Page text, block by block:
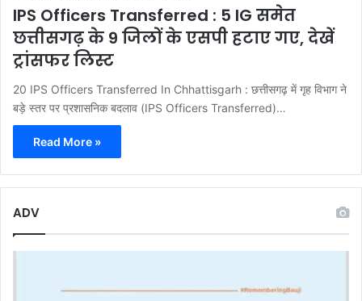
IPS Officers Transferred : 5 IG समेत
छत्तीसगढ़ के 9 जिलों के एसपी हटाए गए, देखें
ट्रांसफर लिस्ट
20 IPS Officers Transferred In Chhattisgarh : छत्तीसगढ़ में गृह विभाग ने
बड़े स्तर पर प्रशासनिक बदलाव (IPS Officers Transferred)…
Read More »
ADV